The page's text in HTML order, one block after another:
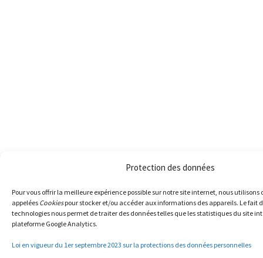
Protection des données
Pour vous offrir la meilleure expérience possible sur notre site internet, nous utilisons
appelées Cookiespour stocker et/ou accéder aux informations des appareils. Le fait
technologies nous permet de traiter des données telles que les statistiques du site
plateforme Google Analytics.
Loi en vigueur du 1er septembre 2023 sur la protections des données personnelles